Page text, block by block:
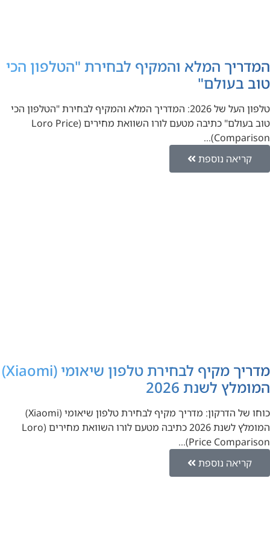
המדריך המלא והמקיף לבחירת "הטלפון הכי
טוב בעולם"
טלפון העל של 2026: המדריך המלא והמקיף לבחירת "הטלפון הכי
טוב בעולם" כתיבה מטעם לורו השוואת מחירים (Loro Price
Comparison)…
קריאה נוספת
מדריך מקיף לבחירת טלפון שיאומי (Xiaomi)
המומלץ לשנת 2026
כוחו של הדרקון: מדריך מקיף לבחירת טלפון שיאומי (Xiaomi)
המומלץ לשנת 2026 כתיבה מטעם לורו השוואת מחירים (Loro
Price Comparison)…
קריאה נוספת